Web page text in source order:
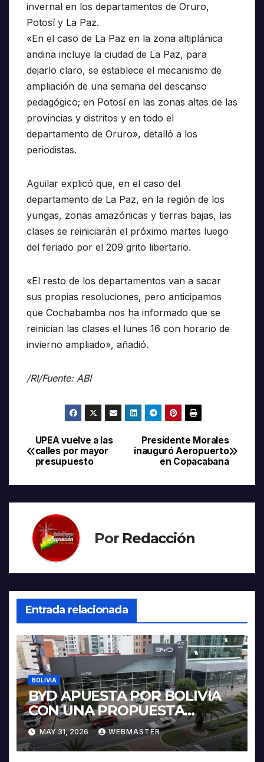
invernal en los departamentos de Oruro,
Potosí y La Paz.
«En el caso de La Paz en la zona altiplánica
andina incluye la ciudad de La Paz, para
dejarlo claro, se establece el mecanismo de
ampliación de una semana del descanso
pedagógico; en Potosí en las zonas altas de las
provincias y distritos y en todo el
departamento de Oruro», detalló a los
periodistas.
Aguilar explicó que, en el caso del
departamento de La Paz, en la región de los
yungas, zonas amazónicas y tierras bajas, las
clases se reiniciarán el próximo martes luego
del feriado por el 209 grito libertario.
«El resto de los departamentos van a sacar
sus propias resoluciones, pero anticipamos
que Cochabamba nos ha informado que se
reinician las clases el lunes 16 con horario de
invierno ampliado», añadió.
/RI/Fuente: ABI
Navegación
de
Presidente Morales
inauguró Aeropuerto
en Copacabana
UPEA vuelve a las
calles por mayor
presupuesto
Por Redacción
Entrada relacionada
BOLIVIA
BYD APUESTA POR BOLIVIA
CON UNA PROPUESTA
INTEGRAL PARA IMPULSAR
LA ELECTROMOVILIDAD Y LA
INDUSTRIALIZACIÓN DEL
MAY 31, 2026 WEBMASTER